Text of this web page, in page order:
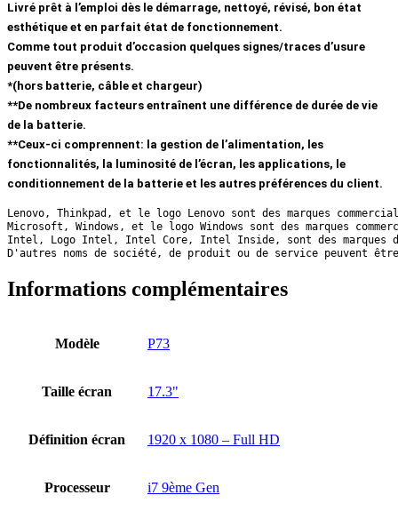
Livré prêt à l’emploi dès le démarrage, nettoyé, révisé, bon état
esthétique et en parfait état de fonctionnement.
Comme tout produit d’occasion quelques signes/traces d’usure
peuvent être présents.
*(hors batterie, câble et chargeur)
**De nombreux facteurs entraînent une différence de durée de vie
de la batterie.
**Ceux-ci comprennent: la gestion de l’alimentation, les
fonctionnalités, la luminosité de l’écran, les applications, le
conditionnement de la batterie et les autres préférences du client.
Lenovo, Thinkpad, et le logo Lenovo sont des marques
Microsoft, Windows, et le logo Windows sont des marques
Intel, Logo Intel, Intel Core, Intel Inside, sont des marques
D'autres noms de société, de produit ou de service peuvent
Informations complémentaires
Modèle P73
Taille écran 17.3"
Définition écran 1920 x 1080 – Full HD
Processeur i7 9ème Gen